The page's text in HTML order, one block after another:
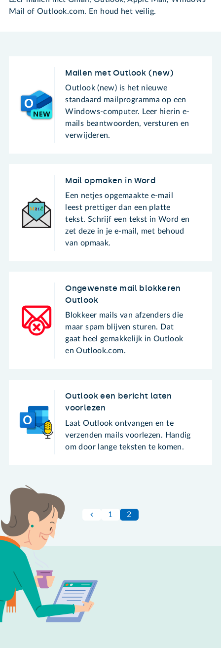
Mail of Outlook.com. En houd het veilig.
Mailen met Outlook (new)
Outlook (new) is het nieuwe
standaard mailprogramma op een
Windows-computer. Leer hierin e-
mails beantwoorden, versturen en
verwijderen.
Mail opmaken in Word
Een netjes opgemaakte e-mail
leest prettiger dan een platte
tekst. Schrijf een tekst in Word en
zet deze in je e-mail, met behoud
van opmaak.
Ongewenste mail blokkeren
Outlook
Blokkeer mails van afzenders die
maar spam blijven sturen. Dat
gaat heel gemakkelijk in Outlook
en Outlook.com.
Outlook een bericht laten
voorlezen
Laat Outlook ontvangen en te
verzenden mails voorlezen. Handig
om door lange teksten te komen.
1 2